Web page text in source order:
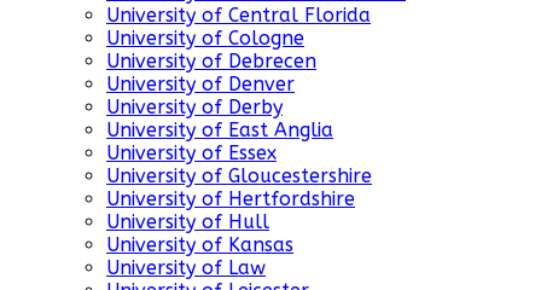
University of Central Florida
University of Cologne
University of Debrecen
University of Denver
University of Derby
University of East Anglia
University of Essex
University of Gloucestershire
University of Hertfordshire
University of Hull
University of Kansas
University of Law